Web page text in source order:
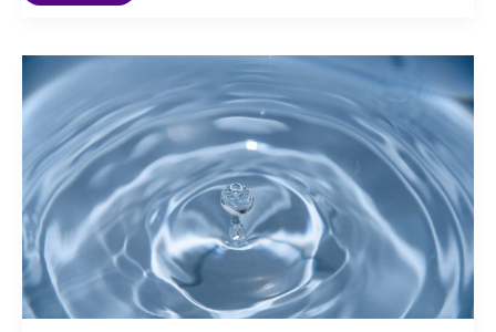
de
las
renovables